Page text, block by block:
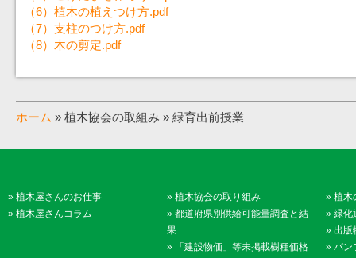
（6）植木の植えつけ方.pdf
（7）支柱のつけ方.pdf
（8）木の剪定.pdf
ホーム » 植木協会の取組み » 緑育出前授業
» 植木屋さんのお仕事
» 植木屋さんコラム
» 植木協会の取り組み
» 都道府県別供給可能量調査と結
果
»
「建設物価」等未掲載樹種価格
» 植木
» 緑化
» 出版
» パン